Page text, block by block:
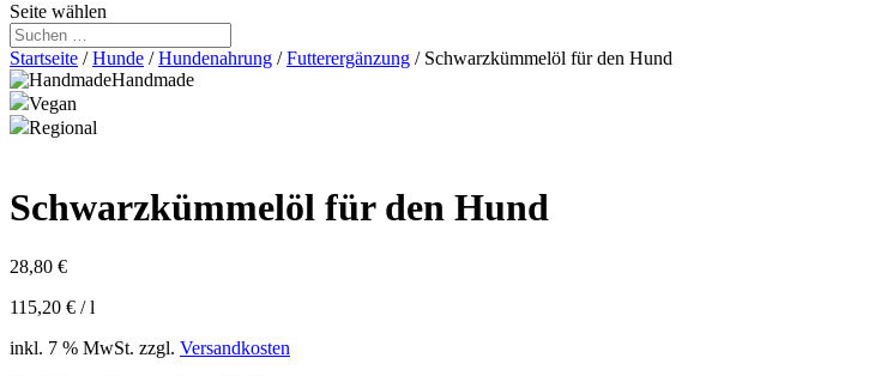
Seite wählen
Startseite /Hunde /Hundenahrung /Futterergänzung / Schwarzkümmelöl für den Hund
Handmade
Vegan
Regional
Schwarzkümmelöl für den Hund
28,80 €
115,20 € /l
inkl. 7 % MwSt. zzgl. Versandkosten